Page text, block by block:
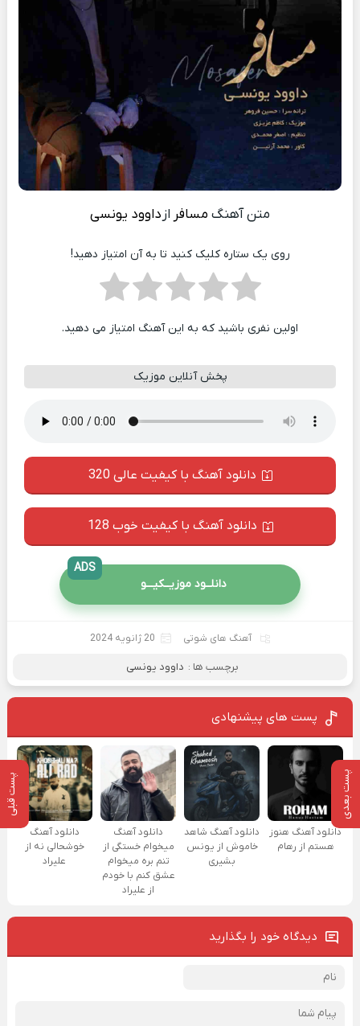
پست بعدی پست قبلی
متن آهنگ مسافر از داوود یونسی
روی یک ستاره کلیک کنید تا به آن امتیاز دهید!
اولین نفری باشید که به این آهنگ امتیاز می دهید.
پخش آنلاین موزیک
دانلود آهنگ با کیفیت عالی 320
دانلود آهنگ با کیفیت خوب 128
دانلــود موزیــکیـــو
ADS
آهنگ های شوتی 20 ژانویه 2024
برچسب ها : داوود یونسی
پست های پیشنهادی
دانلود آهنگ هنوز
هستم از رهام
دانلود آهنگ شاهد
خاموش از یونس
بشیری
دانلود آهنگ
میخوام خستگی از
تنم بره میخوام
عشق کنم با خودم
از علیراد
دانلود آهنگ
خوشحالی نه از
علیراد
دیدگاه خود را بگذارید